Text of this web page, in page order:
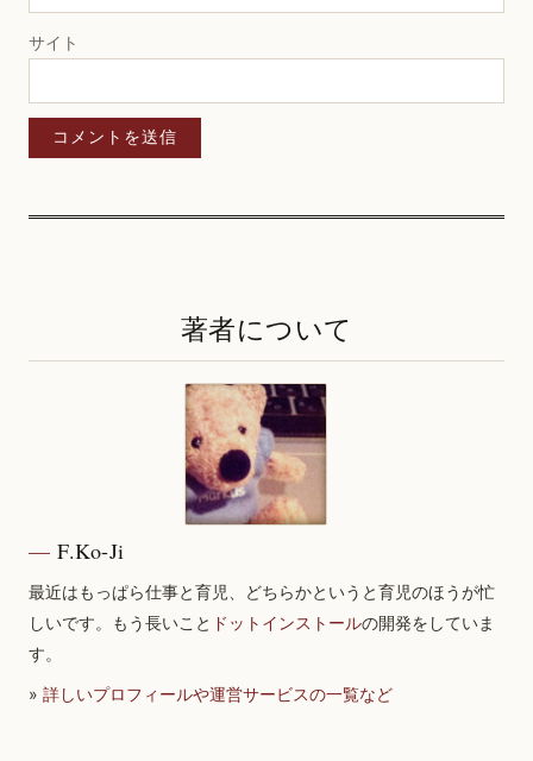
サイト
著者について
F.Ko-Ji
最近はもっぱら仕事と育児、どちらかというと育児のほうが忙
しいです。もう長いこと ドットインストールの開発をしていま
す。
» 詳しいプロフィールや運営サービスの一覧など